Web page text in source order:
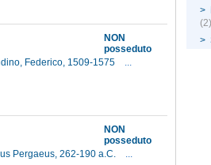
NON
posseduto
Federico, 1509-1575
...
NON
posseduto
Pergaeus, 262-190 a.C.
...
>
(2)
>